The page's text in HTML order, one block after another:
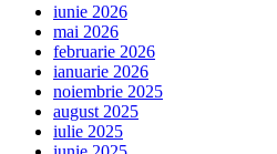
iunie 2026
mai 2026
februarie 2026
ianuarie 2026
noiembrie 2025
august 2025
iulie 2025